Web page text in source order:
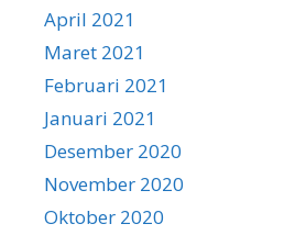
April 2021
Maret 2021
Februari 2021
Januari 2021
Desember 2020
November 2020
Oktober 2020